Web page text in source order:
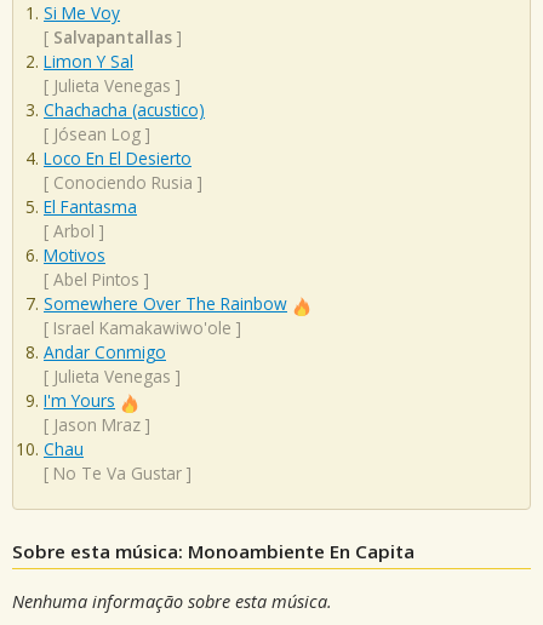
Si Me Voy
[ Salvapantallas ]
Limon Y Sal
[ Julieta Venegas ]
Chachacha (acustico)
[ Jósean Log ]
Loco En El Desierto
[ Conociendo Rusia ]
El Fantasma
[ Arbol ]
Motivos
[ Abel Pintos ]
Somewhere Over The Rainbow
[ Israel Kamakawiwo'ole ]
Andar Conmigo
[ Julieta Venegas ]
I'm Yours
[ Jason Mraz ]
Chau
[ No Te Va Gustar ]
Sobre esta música: Monoambiente En Capita
Nenhuma informação sobre esta música.